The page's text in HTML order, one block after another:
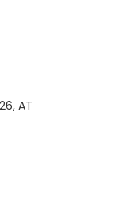
AT